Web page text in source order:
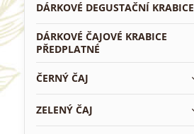
DÁRKOVÉ DEGUSTAČNÍ KRABICE
DÁRKOVÉ ČAJOVÉ KRABICE
PŘEDPLATNÉ
ČERNÝ ČAJ
ZELENÝ ČAJ